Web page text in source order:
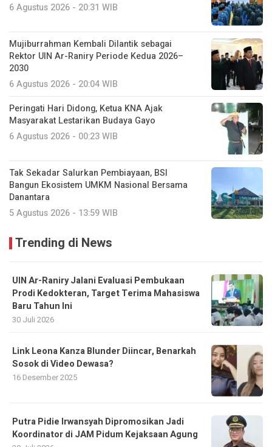
6 Agustus 2026 - 20:31 WIB
Mujiburrahman Kembali Dilantik sebagai
Rektor UIN Ar-Raniry Periode Kedua 2026–
2030
6 Agustus 2026 - 20:04 WIB
Peringati Hari Didong, Ketua KNA Ajak
Masyarakat Lestarikan Budaya Gayo
6 Agustus 2026 - 00:23 WIB
Tak Sekadar Salurkan Pembiayaan, BSI
Bangun Ekosistem UMKM Nasional Bersama
Danantara
5 Agustus 2026 - 13:59 WIB
Trending di News
UIN Ar-Raniry Jalani Evaluasi Pembukaan
Prodi Kedokteran, Target Terima Mahasiswa
Baru Tahun Ini
30 Juli 2026
Link Leona Kanza Blunder Diincar, Benarkah
Sosok di Video Dewasa?
16 Desember 2025
Putra Pidie Irwansyah Dipromosikan Jadi
Koordinator di JAM Pidum Kejaksaan Agung